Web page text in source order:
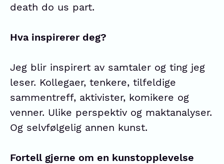
death do us part.
Hva inspirerer deg?
Jeg blir inspirert av samtaler og ting jeg
leser. Kollegaer, tenkere, tilfeldige
sammentreff, aktivister, komikere og
venner. Ulike perspektiv og maktanalyser.
Og selvfølgelig annen kunst.
Fortell gjerne om en kunstopplevelse